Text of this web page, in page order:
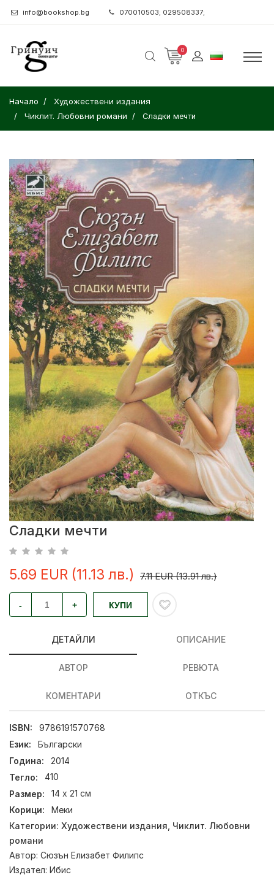
info@bookshop.bg 070010503; 029508337;
0
Начало
Художествени издания
Чиклит. Любовни романи
Сладки мечти
Сладки мечти
5.69 EUR (11.13 лв.) 7.11 EUR (13.91 лв.)
- + КУПИ
ДЕТАЙЛИ ОПИСАНИЕ
АВТОР РЕВЮТА
КОМЕНТАРИ ОТКЪС
ISBN:
9786191570768
Език:
Български
Година:
2014
Тегло:
410
Размер:
14 х 21 см
Корици:
Меки
Категории: Художествени издания Чиклит. Любовни
романи
Автор: Сюзън Елизабет Филипс
Издател: Ибис